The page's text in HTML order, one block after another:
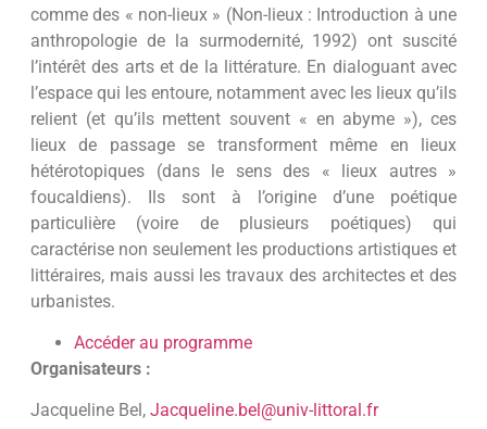
comme des « non-lieux » (Non-lieux : Introduction à une
anthropologie de la surmodernité, 1992) ont suscité
l’intérêt des arts et de la littérature. En dialoguant avec
l’espace qui les entoure, notamment avec les lieux qu’ils
relient (et qu’ils mettent souvent « en abyme »), ces
lieux de passage se transforment même en lieux
hétérotopiques (dans le sens des « lieux autres »
foucaldiens). Ils sont à l’origine d’une poétique
particulière (voire de plusieurs poétiques) qui
caractérise non seulement les productions artistiques et
littéraires, mais aussi les travaux des architectes et des
urbanistes.
Accéder au programme
Organisateurs :
Jacqueline Bel, Jacqueline.bel@univ-littoral.fr